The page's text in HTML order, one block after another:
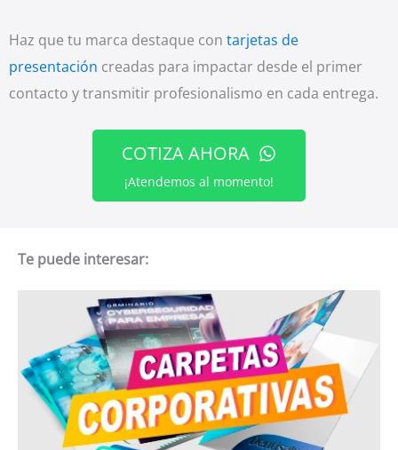
Haz que tu marca destaque con tarjetas de
presentación creadas para impactar desde el primer
contacto y transmitir profesionalismo en cada entrega.
COTIZA AHORA
¡Atendemos al momento!
Te puede interesar: